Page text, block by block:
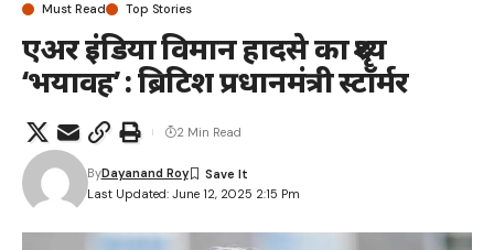
Must Read Top Stories
एअर इंडिया विमान हादसे का दृश्य
‘भयावह’ : ब्रिटिश प्रधानमंत्री स्टॉर्मर
Last Updated: June 12, 2025 2:15 Pm
ByDayanand Roy
2 Min Read